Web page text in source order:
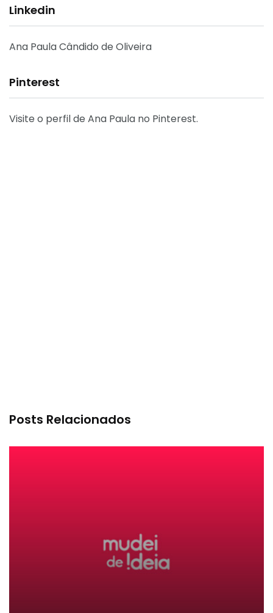
Linkedin
Ana Paula Cândido de Oliveira
Pinterest
Visite o perfil de Ana Paula no Pinterest.
Posts Relacionados